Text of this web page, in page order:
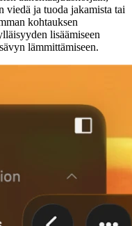
viedä ja tuoda jakamista tai
kohtauksen
lisäämiseen
lämmittämiseen.